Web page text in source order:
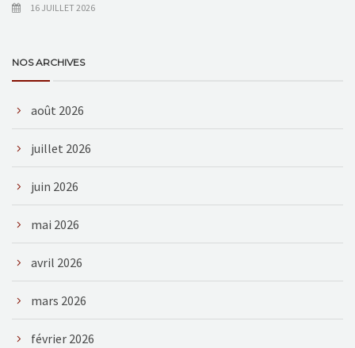
16 JUILLET 2026
NOS ARCHIVES
août 2026
juillet 2026
juin 2026
mai 2026
avril 2026
mars 2026
février 2026